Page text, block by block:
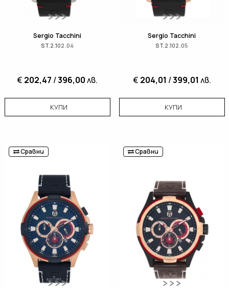
Sergio Tacchini
ST.2.102.04
€ 202,47 /396,00лв.
КУПИ
Sergio Tacchini
ST.2.102.05
€ 204,01 /399,01 лв.
КУПИ
Сравни Сравни